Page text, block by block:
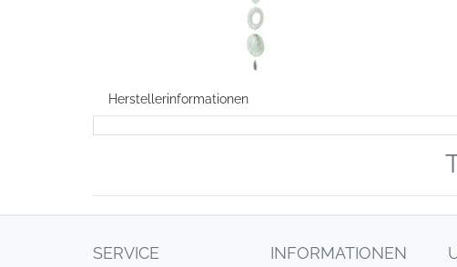
Herstellerinformationen
SERVICE INFORMATIONEN